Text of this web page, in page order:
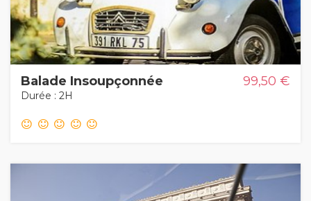
Balade Insoupçonnée 99,50 €
Durée : 2H